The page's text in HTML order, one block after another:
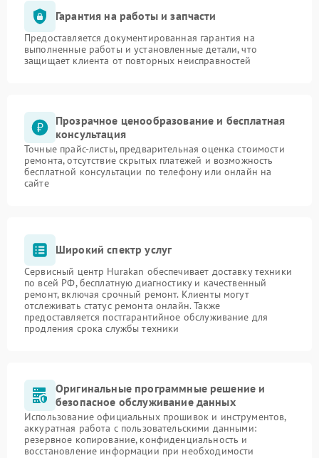
Гарантия на работы и запчасти
Предоставляется документированная гарантия на
выполненные работы и установленные детали, что
защищает клиента от повторных неисправностей
Прозрачное ценообразование и бесплатная
консультация
Точные прайс-листы, предварительная оценка стоимости
ремонта, отсутствие скрытых платежей и возможность
бесплатной консультации по телефону или онлайн на
сайте
Широкий спектр услуг
Сервисный центр Hurakan обеспечивает доставку техники
по всей РФ, бесплатную диагностику и качественный
ремонт, включая срочный ремонт. Клиенты могут
отслеживать статус ремонта онлайн. Также
предоставляется постгарантийное обслуживание для
продления срока службы техники
Оригинальные программные решение и
безопасное обслуживание данных
Использование официальных прошивок и инструментов,
аккуратная работа с пользовательскими данными:
резервное копирование, конфиденциальность и
восстановление информации при необходимости